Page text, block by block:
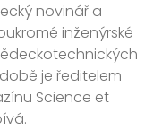
novinář a
inženýrské
je ředitelem
Science et